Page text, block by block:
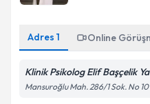
Adres 1 Online
Klinik Psikolog Elif Başçelik
Mansuroğlu Mah. 286/1 Sok. No